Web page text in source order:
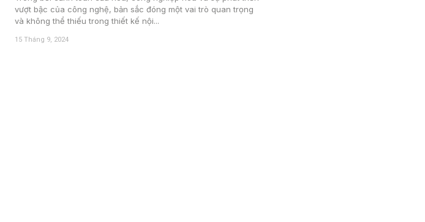
vượt bậc của công nghệ, bản sắc đóng một vai trò quan trọng
và không thể thiếu trong thiết kế nội...
15 Tháng 9, 2024